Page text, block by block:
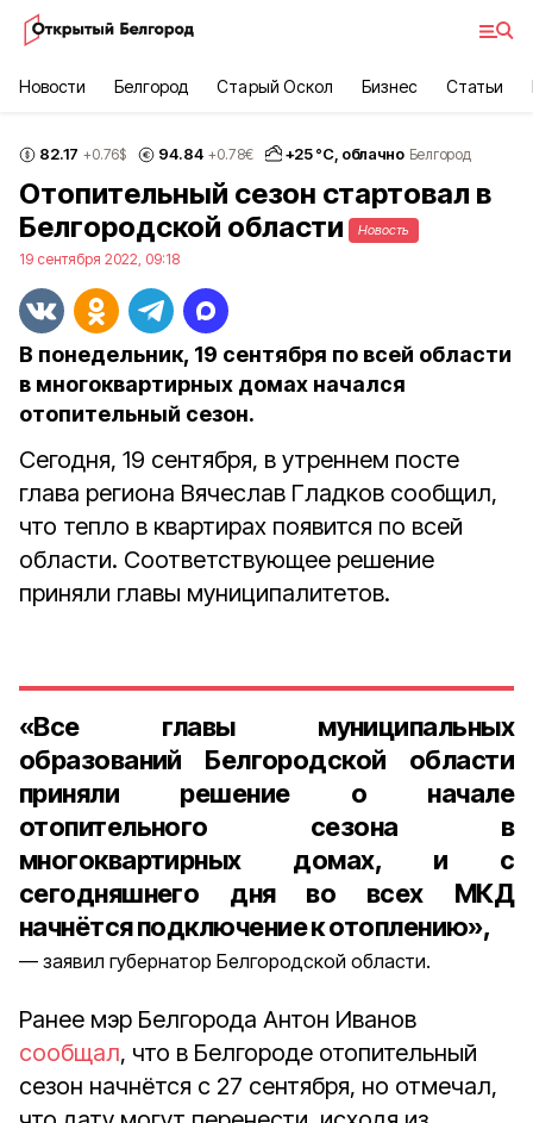
Новости Белгород Старый Оскол Бизнес Статьи
82.17 +0.76$ 94.84 +0.78€ +25°С, облачно Белгород
Отопительный сезон стартовал в
Белгородской области
Новость
19 сентября 2022, 09:18
В понедельник, 19 сентября по всей области
в многоквартирных домах начался
отопительный сезон.
Сегодня, 19 сентября, в утреннем посте
глава региона Вячеслав Гладков сообщил,
что тепло в квартирах появится по всей
области. Соответствующее решение
приняли главы муниципалитетов.
«Все главы муниципальных
образований Белгородской области
приняли решение о начале
отопительного сезона в
многоквартирных домах, и с
сегодняшнего дня во всех МКД
начнётся подключение к отоплению»,
заявил губернатор Белгородской области.
Ранее мэр Белгорода Антон Иванов
сообщал, что в Белгороде отопительный
сезон начнётся с 27 сентября, но отмечал,